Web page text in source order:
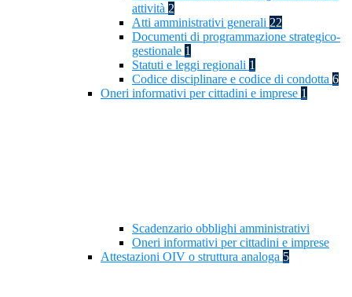
attività 2
Atti amministrativi generali 22
Documenti di programmazione strategico-
gestionale 1
Statuti e leggi regionali 1
Codice disciplinare e codice di condotta 6
Oneri informativi per cittadini e imprese 1
Scadenzario obblighi amministrativi
Oneri informativi per cittadini e imprese
Attestazioni OIV o struttura analoga 5